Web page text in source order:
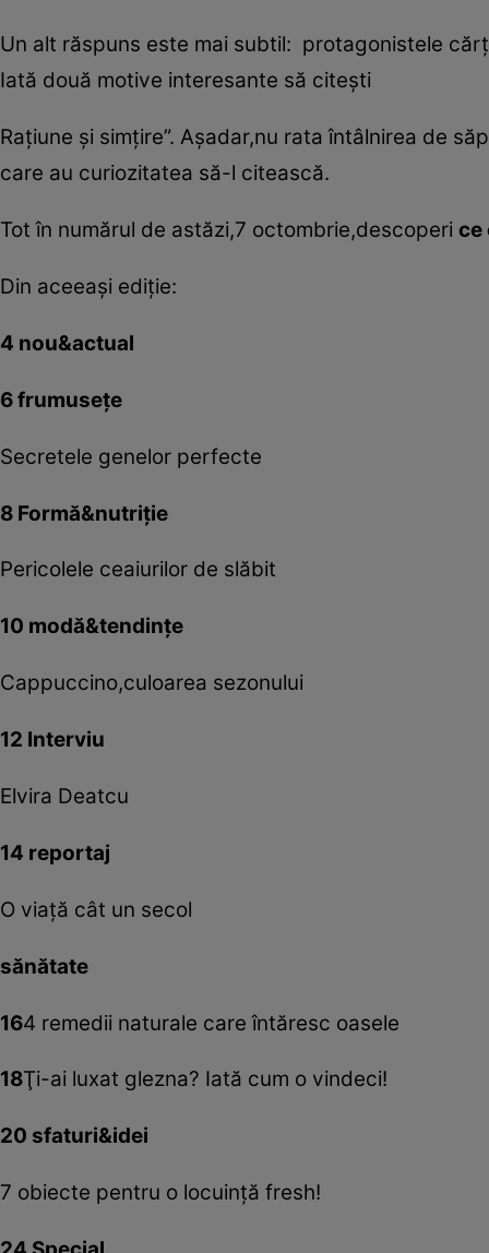
Un alt răspuns este mai subtil: protagonistele
Iată două motive interesante să citeşti
Raţiune şi simţire”. Aşadar,nu rata întâlnirea de
care au curiozitatea să-l citească.
Tot în numărul de astăzi,7 octombrie,descoperi ce
Din aceeaşi ediţie:
4 nou&actual
6 frumuseţe
Secretele genelor perfecte
8 Formă&nutriţie
Pericolele ceaiurilor de slăbit
10 modă&tendinţe
Cappuccino,culoarea sezonului
12 Interviu
Elvira Deatcu
14 reportaj
O viaţă cât un secol
sănătate
164 remedii naturale care întăresc oasele
18Ţi-ai luxat glezna? Iată cum o vindeci!
20 sfaturi&idei
7 obiecte pentru o locuinţă fresh!